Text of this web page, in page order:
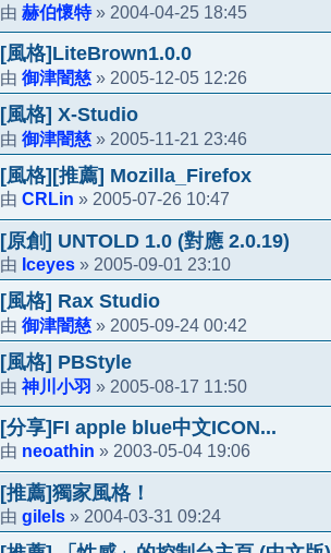
由 赫伯懷特» 2004-04-25 18:45
[風格]LiteBrown1.0.0
由 御津闇慈 » 2005-12-05 12:26
[風格] X-Studio
由 御津闇慈 » 2005-11-21 23:46
[風格][推薦] Mozilla_Firefox
由 CRLin » 2005-07-26 10:47
[原創] UNTOLD 1.0 (對應 2.0.19)
由 Iceyes » 2005-09-01 23:10
[風格] Rax Studio
由 御津闇慈 » 2005-09-24 00:42
[風格] PBStyle
由 神川小羽 » 2005-08-17 11:50
[分享]FI apple blue中文ICON...
由 neoathin » 2003-05-04 19:06
[推薦]獨家風格！
由 gilels » 2004-03-31 09:24